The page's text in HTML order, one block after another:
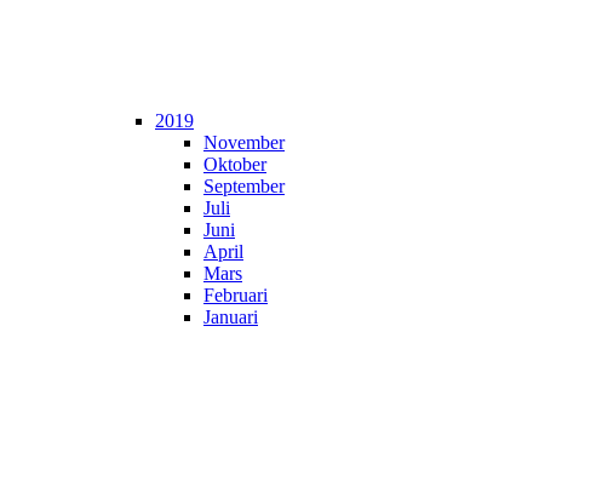
2019
November
Oktober
September
Juli
Juni
April
Mars
Februari
Januari